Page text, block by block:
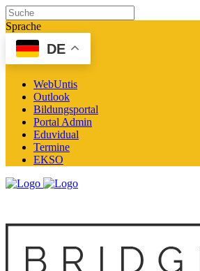
Sprache
DE
WebUntis
Outlook
Bildungsportal
Portal Admin
Eduvidual
Termine
EKSO